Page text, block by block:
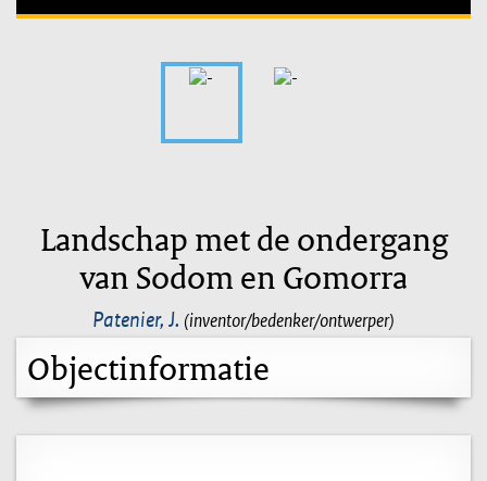
Landschap met de ondergang
van Sodom en Gomorra
Patenier, J. (inventor/bedenker/ontwerper)
Objectinformatie